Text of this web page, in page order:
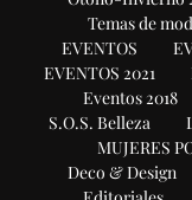
Temas de
EVENTOS
EVENTOS 2021
Eventos 2018
S.O.S. Belleza
MUJERES
Deco & Design